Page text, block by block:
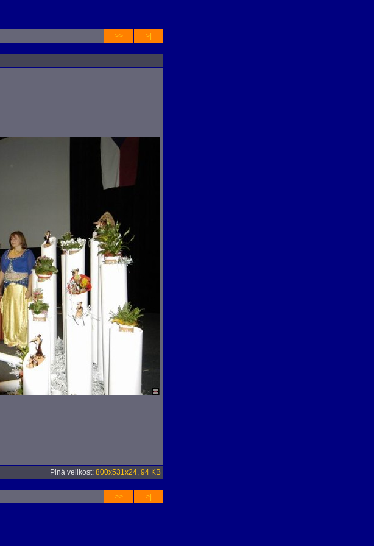
>> >|
Plná velikost: 800x531x24, 94 KB
>> >|